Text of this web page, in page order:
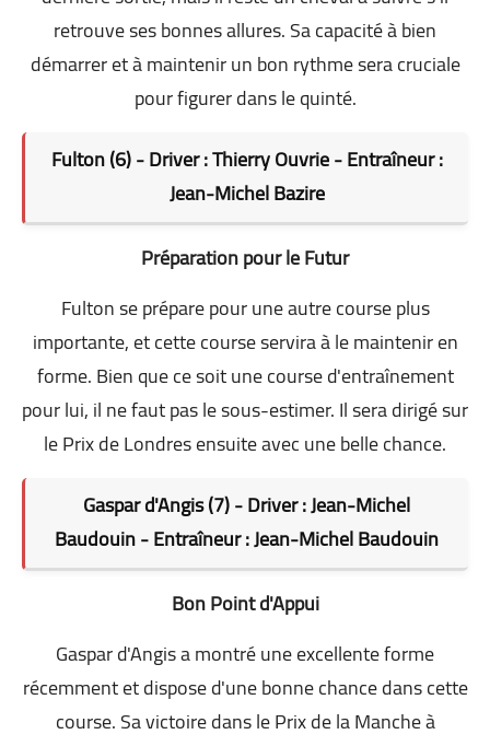
retrouve ses bonnes allures. Sa capacité à bien
démarrer et à maintenir un bon rythme sera cruciale
pour figurer dans le quinté.
Fulton (6) - Driver : Thierry Ouvrie - Entraîneur :
Jean-Michel Bazire
Préparation pour le Futur
Fulton se prépare pour une autre course plus
importante, et cette course servira à le maintenir en
forme. Bien que ce soit une course d'entraînement
pour lui, il ne faut pas le sous-estimer. Il sera dirigé sur
le Prix de Londres ensuite avec une belle chance.
Gaspar d'Angis (7) - Driver : Jean-Michel
Baudouin - Entraîneur : Jean-Michel Baudouin
Bon Point d'Appui
Gaspar d'Angis a montré une excellente forme
récemment et dispose d'une bonne chance dans cette
course. Sa victoire dans le Prix de la Manche à